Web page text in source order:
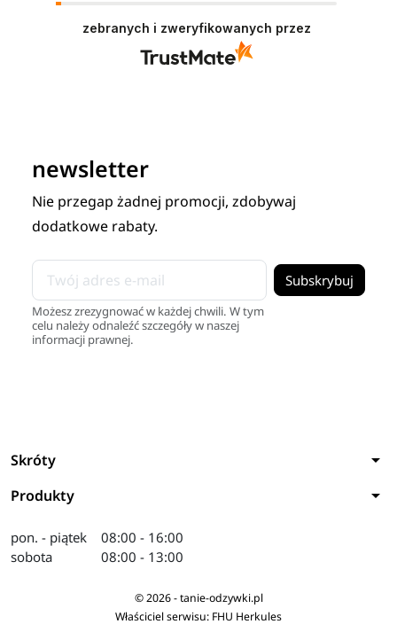
zebranych i zweryfikowanych przez
newsletter
Nie przegap żadnej promocji, zdobywaj
dodatkowe rabaty.
Możesz zrezygnować w każdej chwili. W tym
celu należy odnaleźć szczegóły w naszej
informacji prawnej.
Skróty arrow_drop_down
Produkty arrow_drop_down
pon. - piątek
sobota
08:00 - 16:00
08:00 - 13:00
© 2026 - tanie-odzywki.pl
Właściciel serwisu: FHU Herkules